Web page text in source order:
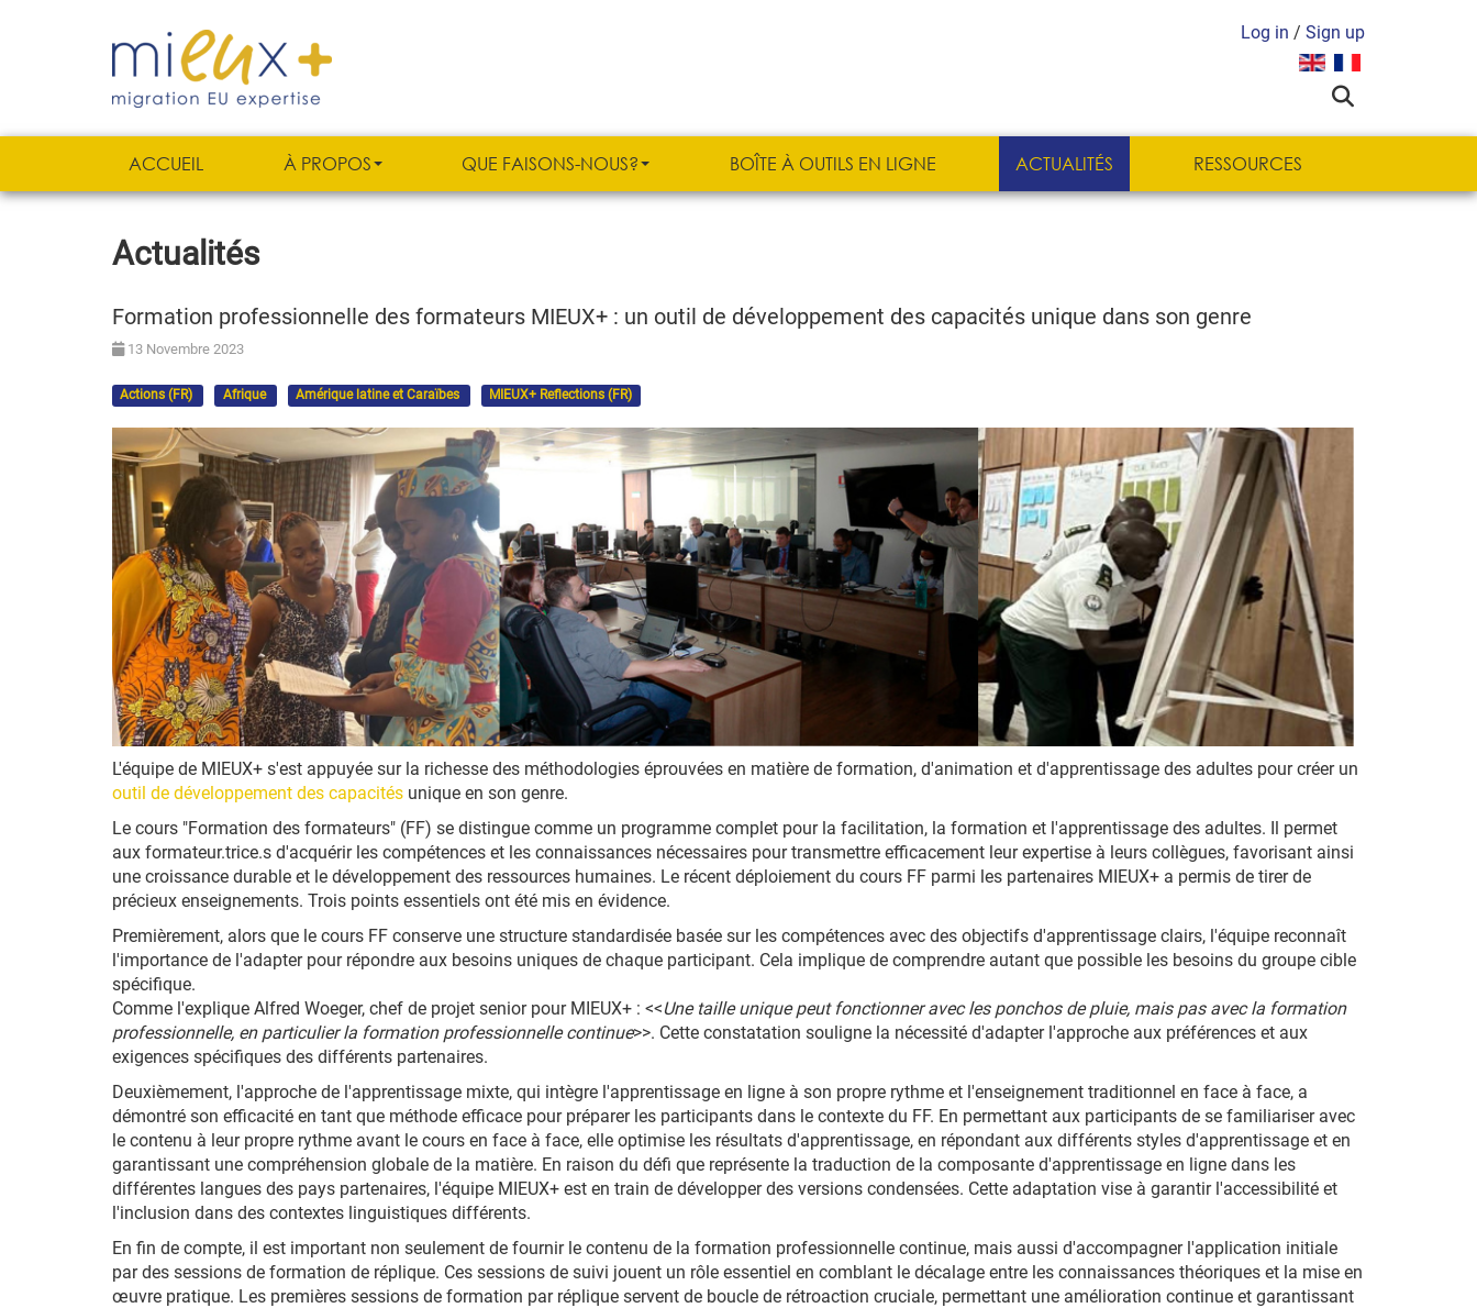
Log in / Sign up
Sélectionnez votre langue
ACCUEIL À PROPOS QUE FAISONS-NOUS? BOÎTE À OUTILS EN LIGNE ACTUALITÉS RESSOURCES
Actualités
Formation professionnelle des formateurs MIEUX+ : un outil de développement des capacités unique dans son genre
13 Novembre 2023
Actions (FR) Afrique Amérique latine et Caraïbes MIEUX+ Reflections (FR)
L'équipe de MIEUX+ s'est appuyée sur la richesse des méthodologies éprouvées en matière de formation, d'animation et d'apprentissage des adultes pour créer un
outil de développement des capacités unique en son genre.
Le cours "Formation des formateurs" (FF) se distingue comme un programme complet pour la facilitation, la formation et l'apprentissage des adultes. Il permet
aux formateur.trice.s d'acquérir les compétences et les connaissances nécessaires pour transmettre efficacement leur expertise à leurs collègues, favorisant ainsi
une croissance durable et le développement des ressources humaines. Le récent déploiement du cours FF parmi les partenaires MIEUX+ a permis de tirer de
précieux enseignements. Trois points essentiels ont été mis en évidence.
Premièrement, alors que le cours FF conserve une structure standardisée basée sur les compétences avec des objectifs d'apprentissage clairs, l'équipe reconnaît
l'importance de l'adapter pour répondre aux besoins uniques de chaque participant. Cela implique de comprendre autant que possible les besoins du groupe cible
spécifique.
Comme l'explique Alfred Woeger, chef de projet senior pour MIEUX+ : <<Une taille unique peut fonctionner avec les ponchos de pluie, mais pas avec la formation
professionnelle, en particulier la formation professionnelle continue>>. Cette constatation souligne la nécessité d'adapter l'approche aux préférences et aux
exigences spécifiques des différents partenaires.
Deuxièmement, l'approche de l'apprentissage mixte, qui intègre l'apprentissage en ligne à son propre rythme et l'enseignement traditionnel en face à face, a
démontré son efficacité en tant que méthode efficace pour préparer les participants dans le contexte du FF. En permettant aux participants de se familiariser avec
le contenu à leur propre rythme avant le cours en face à face, elle optimise les résultats d'apprentissage, en répondant aux différents styles d'apprentissage et en
garantissant une compréhension globale de la matière. En raison du défi que représente la traduction de la composante d'apprentissage en ligne dans les
différentes langues des pays partenaires, l'équipe MIEUX+ est en train de développer des versions condensées. Cette adaptation vise à garantir l'accessibilité et
l'inclusion dans des contextes linguistiques différents.
En fin de compte, il est important non seulement de fournir le contenu de la formation professionnelle continue, mais aussi d'accompagner l'application initiale
par des sessions de formation de réplique. Ces sessions de suivi jouent un rôle essentiel en comblant le décalage entre les connaissances théoriques et la mise en
œuvre pratique. Les premières sessions de formation par réplique servent de boucle de rétroaction cruciale, permettant une amélioration continue et garantissant